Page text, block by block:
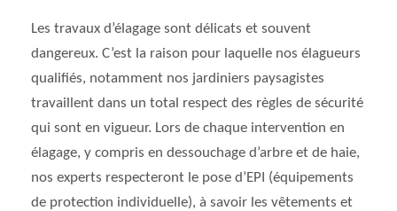
Les travaux d’élagage sont délicats et souvent
dangereux. C’est la raison pour laquelle nos élagueurs
qualifiés, notamment nos jardiniers paysagistes
travaillent dans un total respect des règles de sécurité
qui sont en vigueur. Lors de chaque intervention en
élagage, y compris en dessouchage d’arbre et de haie,
nos experts respecteront le pose d’EPI (équipements
de protection individuelle), à savoir les vêtements et